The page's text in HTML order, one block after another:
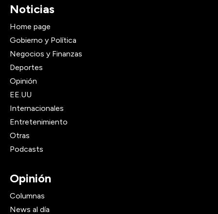
Noticias
Home page
Gobierno y Política
Negocios y Finanzas
Deportes
Opinión
EE.UU
Internacionales
Entretenimiento
Otras
Podcasts
Opinión
Columnas
News al día